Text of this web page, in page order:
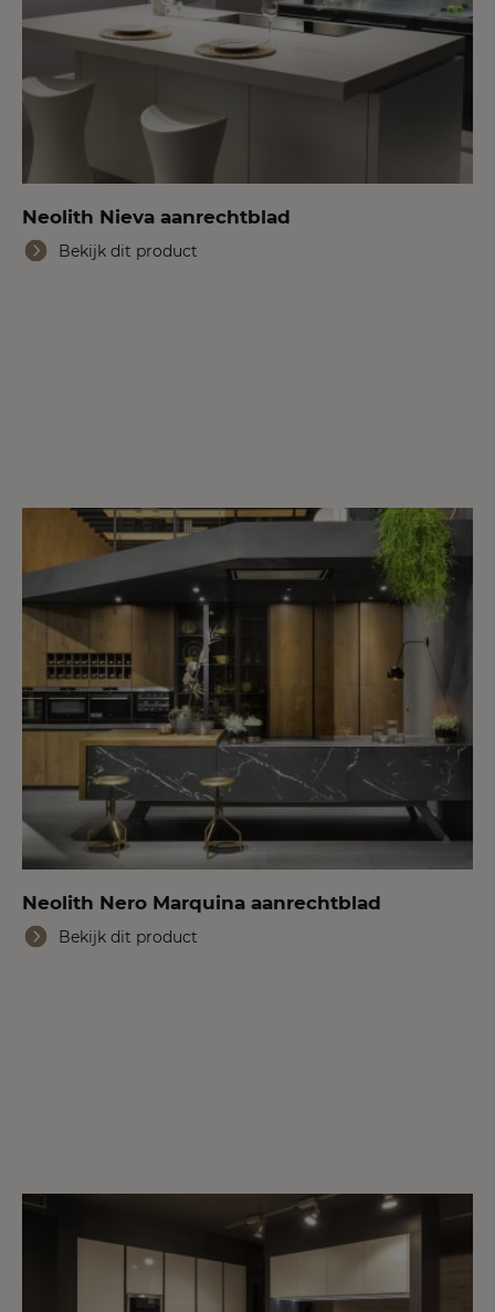
Neolith Nieva aanrechtblad
Bekijk dit product
Neolith Nero Marquina aanrechtblad
Bekijk dit product